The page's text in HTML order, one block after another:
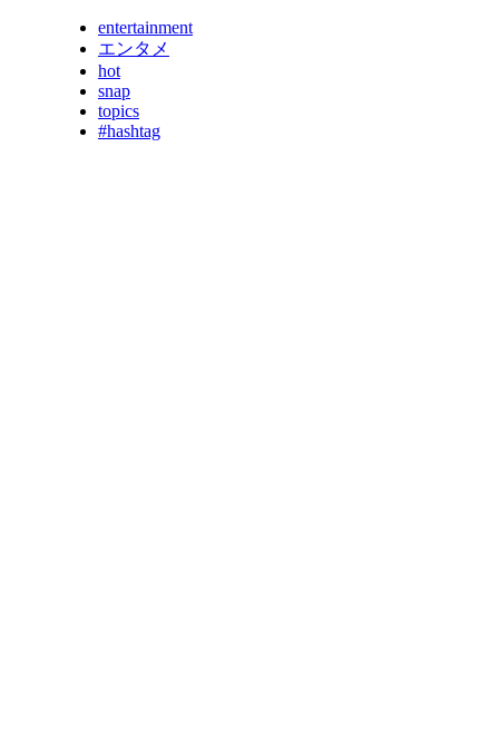
entertainment
エンタメ
hot
snap
topics
#hashtag